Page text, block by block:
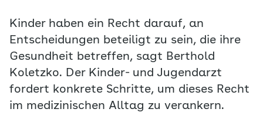
Kinder haben ein Recht darauf, an
Entscheidungen beteiligt zu sein, die ihre
Gesundheit betreffen, sagt Berthold
Koletzko. Der Kinder- und Jugendarzt
fordert konkrete Schritte, um dieses Recht
im medizinischen Alltag zu verankern.